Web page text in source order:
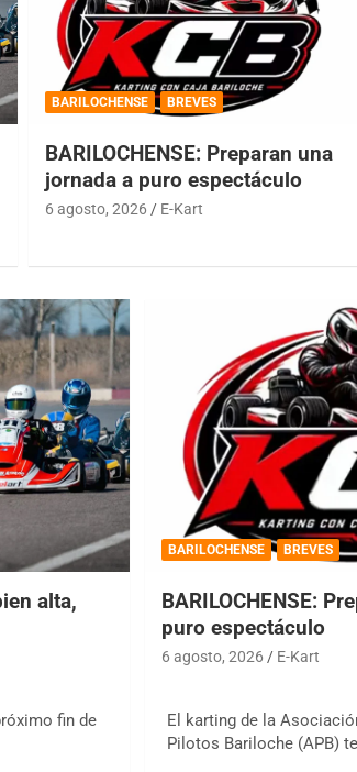
BARILOCHENSE BREVES
BARILOCHENSE: Preparan una
jornada a puro espectáculo
6 agosto, 2026 E-Kart
alta,
fin de
BARILOCHENSE BREVES
BARILOCHENSE:
puro espectáculo
6 agosto, 2026 E-Kart
El karting de la
Pilotos Bariloche (APB)